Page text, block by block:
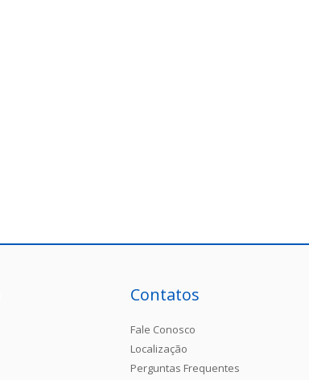
Contatos
Fale Conosco
Localização
Perguntas Frequentes